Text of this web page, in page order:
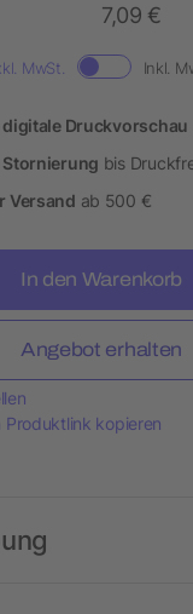
7,09 €
MwSt. Inkl.
digitale Druckvorschau
Stornierung bis
Versand ab 500 €
In den Warenkorb
Angebot erhalten
Produktlink kopieren